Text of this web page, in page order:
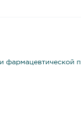
фармацевтической